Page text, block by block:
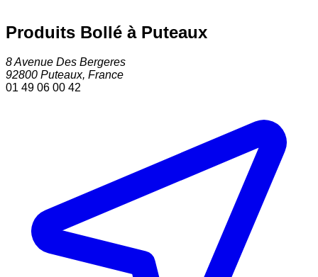
Produits Bollé à Puteaux
8 Avenue Des Bergeres
92800 Puteaux, France
01 49 06 00 42